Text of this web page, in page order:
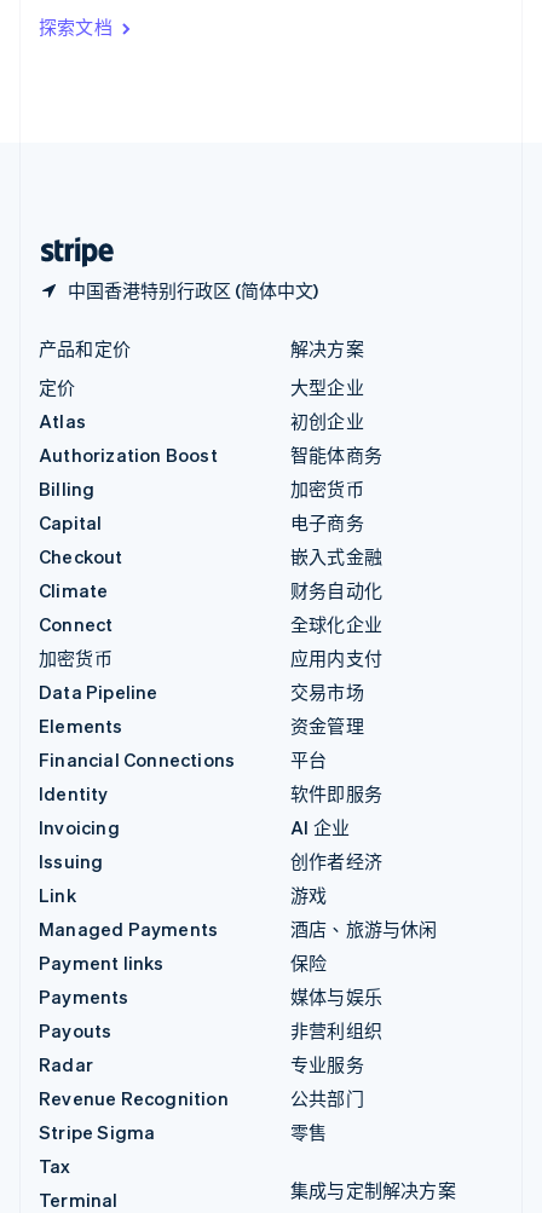
探索文档
中国香港特别行政区 (简体中文)
印度
English
产品和定价
定价
Atlas
Authorization Boost
Billing
Capital
Checkout
Climate
Connect
加密货币
Data Pipeline
Elements
Financial Connections
Identity
Invoicing
Issuing
Link
Managed Payments
Payment links
Payments
Payouts
Radar
Revenue Recognition
Stripe Sigma
Tax
Terminal
解决方案
大型企业
初创企业
智能体商务
加密货币
电子商务
嵌入式金融
财务自动化
全球化企业
应用内支付
交易市场
资金管理
平台
软件即服务
AI 企业
创作者经济
游戏
酒店、旅游与休闲
保险
媒体与娱乐
非营利组织
专业服务
公共部门
零售
集成与定制解决方案